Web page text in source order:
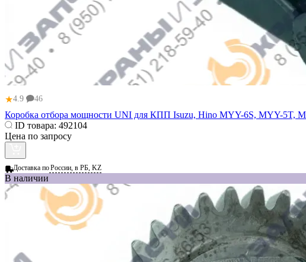
★4.9 46
Коробка отбора мощности UNI для КПП Isuzu, Hino MYY-6S, MYY-5T,
ID товара: 492104
Цена по запросу
Доставка поРоссии, в РБ, KZ
В наличии